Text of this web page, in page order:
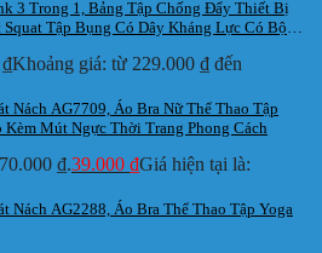
3 Trong 1, Bảng Tập Chống Đẩy Thiết Bị
Tập Bụng Có Dây Kháng Lực Có Bộ
₫Khoảng giá: từ 229.000 ₫ đến
Nách AG7709, Áo Bra Nữ Thể Thao Tập
Kèm Mút Ngực Thời Trang Phong Cách
₫.39.000 ₫Giá hiện tại là:
Nách AG2288, Áo Bra Thể Thao Tập Yoga